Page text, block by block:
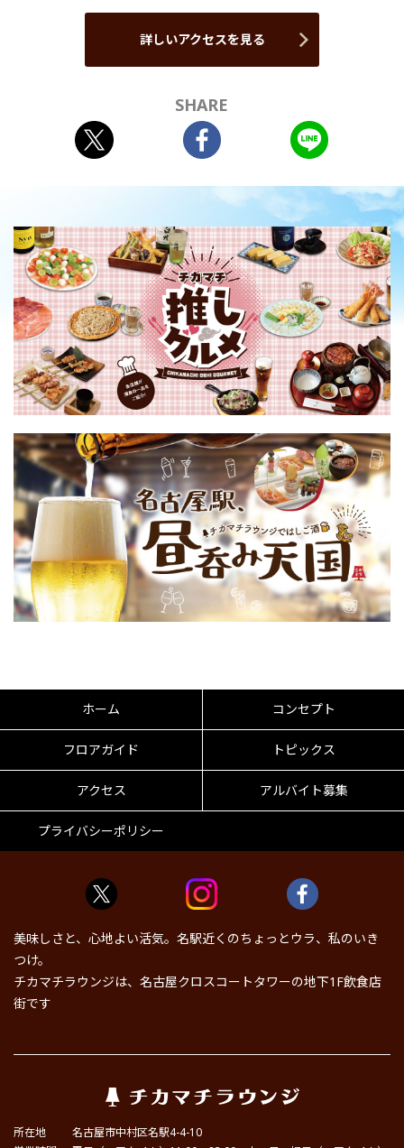
詳しいアクセスを見る
SHARE
ホーム コンセプト
フロアガイド トピックス
アクセス アルバイト募集
プライバシーポリシー
美味しさと、心地よい活気。名駅近くのちょっとウラ、私のいき
つけ。
チカマチラウンジは、名古屋クロスコートタワーの地下1F飲食店
街です
所在地
名古屋市中村区名駅4-4-10